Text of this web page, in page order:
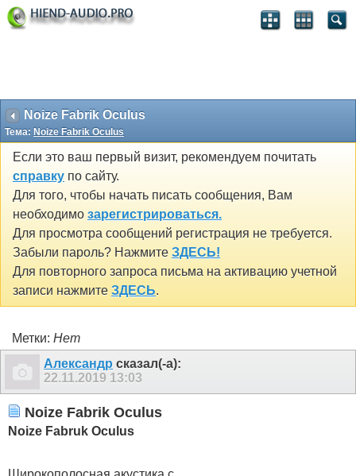
Noize Fabrik Oculus
Тема: Noize Fabrik Oculus
Если это ваш первый визит, рекомендуем почитать
справку по сайту.
Для того, чтобы начать писать сообщения, Вам
необходимо зарегистрироваться.
Для просмотра сообщений регистрация не требуется.
Забыли пароль? Нажмите ЗДЕСЬ!
Для повторного запроса письма на активацию учетной
записи нажмите ЗДЕСЬ.
Метки: Нет
Александр сказал(-а):
22.11.2019 13:03
Noize Fabrik Oculus
Noize Fabruk Oculus